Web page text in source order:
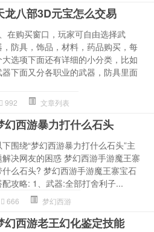
龙八部3D元宝怎么交易
在购买窗口，玩家可自由选择武
，防具，饰品，材料，药品购买，每
大选项下面还有详细的小分类，比如
器下面又分各职业的武器，防具里面
992 文章列表
幻西游暴力打什么石头
下围绕“梦幻西游暴力打什么石头”主
解决网友的困惑 梦幻西游手游魔王寨
什么石头? 梦幻西游手游魔王寨宝石
配攻略: 1、武器:全部打舍利子...
666 梦幻西游
幻西游老王幻化鉴定技能